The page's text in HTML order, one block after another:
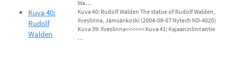
Wa…
Kuva 40:
Rudolf
Walden
Kuva 40: Rudolf Walden The statue of Rudolf Walden,
Ilveslinna, Jämsänkoski (2004-08-07 Nytech ND-4020)
Kuva 39: Ilveslinna<<<<<< Kuva 41: Kajaaninlinnantie
…